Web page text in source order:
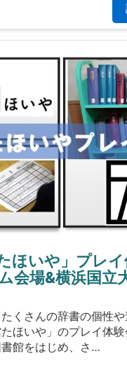
ほいや」プレ
会場&横浜国立
くさんの辞書の個性
ほいや」のプレイ体
館をはじめ、さ…